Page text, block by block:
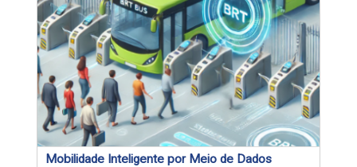
Mobilidade Inteligente por Meio de Dados